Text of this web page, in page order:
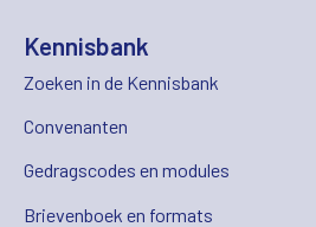
Kennisbank
Zoeken in de Kennisbank
Convenanten
Gedragscodes en modules
Brievenboek en formats